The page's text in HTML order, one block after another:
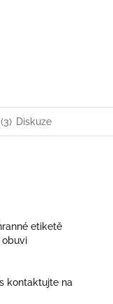
Diskuze
etiketě
obuvi
kontaktujte na